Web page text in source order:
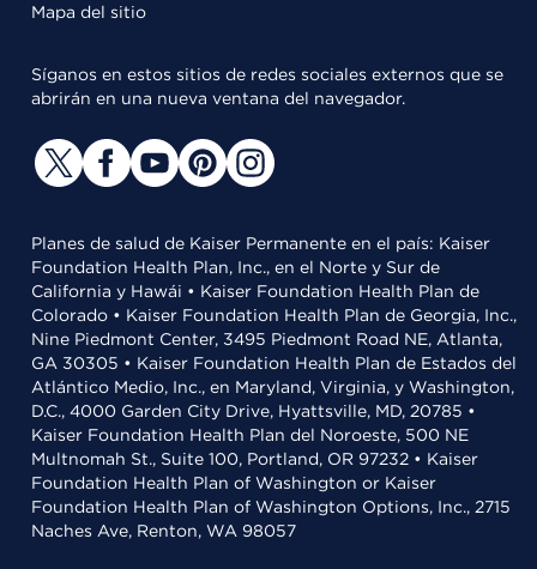
Mapa del sitio
Síganos en estos sitios de redes sociales externos que se
abrirán en una nueva ventana del navegador.
Planes de salud de Kaiser Permanente en el país: Kaiser
Foundation Health Plan, Inc., en el Norte y Sur de
California y Hawái • Kaiser Foundation Health Plan de
Colorado • Kaiser Foundation Health Plan de Georgia, Inc.,
Nine Piedmont Center, 3495 Piedmont Road NE, Atlanta,
GA 30305 • Kaiser Foundation Health Plan de Estados del
Atlántico Medio, Inc., en Maryland, Virginia, y Washington,
D.C., 4000 Garden City Drive, Hyattsville, MD, 20785 •
Kaiser Foundation Health Plan del Noroeste, 500 NE
Multnomah St., Suite 100, Portland, OR 97232 • Kaiser
Foundation Health Plan of Washington or Kaiser
Foundation Health Plan of Washington Options, Inc., 2715
Naches Ave, Renton, WA 98057